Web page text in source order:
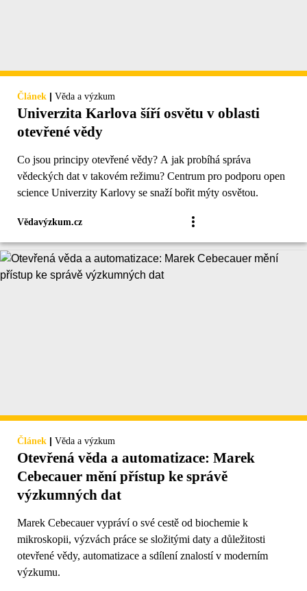
Článek | Věda a výzkum
Univerzita Karlova šíří osvětu v oblasti
otevřené vědy
Co jsou principy otevřené vědy? A jak probíhá správa
vědeckých dat v takovém režimu? Centrum pro podporu open
science Univerzity Karlovy se snaží bořit mýty osvětou.
Vědavýzkum.cz
Článek | Věda a výzkum
Otevřená věda a automatizace: Marek
Cebecauer mění přístup ke správě
výzkumných dat
Marek Cebecauer vypráví o své cestě od biochemie k
mikroskopii, výzvách práce se složitými daty a důležitosti
otevřené vědy, automatizace a sdílení znalostí v moderním
výzkumu.